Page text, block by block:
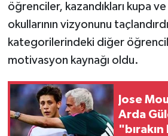
öğrenciler, kazandıkları kupa
okullarının vizyonunu
kategorilerindeki diğer
motivasyon kaynağı oldu.
Jose
Arda
"bırakın